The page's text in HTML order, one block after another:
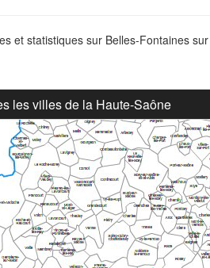
et statistiques sur Belles-Fontaines
les villes de la Haute-Saône